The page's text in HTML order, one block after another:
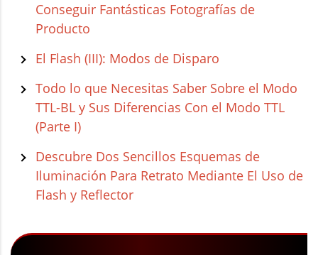
Conseguir Fantásticas Fotografías de
Producto
El Flash (III): Modos de Disparo
Todo lo que Necesitas Saber Sobre el Modo
TTL-BL y Sus Diferencias Con el Modo TTL
(Parte I)
Descubre Dos Sencillos Esquemas de
Iluminación Para Retrato Mediante El Uso de
Flash y Reflector